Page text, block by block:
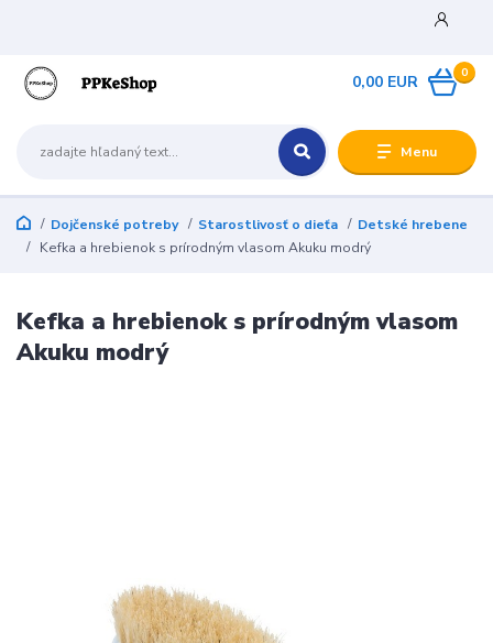
Menu
0
0,00 EUR
Dojčenské potreby Starostlivosť o dieťa
Detské hrebene
Kefka a hrebienok s prírodným vlasom Akuku modrý
Kefka a hrebienok s prírodným vlasom
Akuku modrý